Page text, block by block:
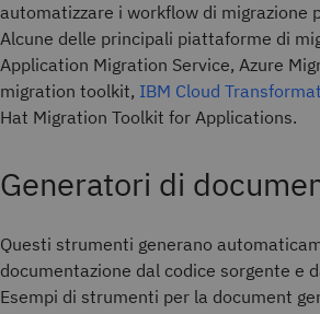
automatizzare i workflow di migrazione
Alcune delle principali piattaforme di
Application Migration Service, Azure
migration toolkit, IBM Cloud
Hat Migration Toolkit for Applications.
Generatori di
Questi strumenti generano
documentazione dal codice sorgente e
Esempi di strumenti per la document